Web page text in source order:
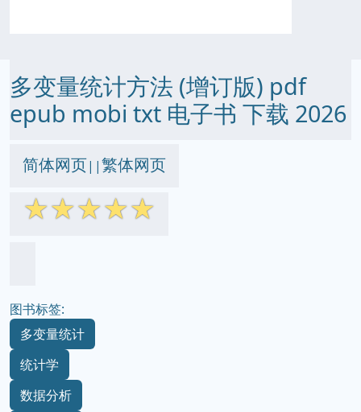
多变量统计方法 (增订版) pdf
epub mobi txt 电子书 下载 2026
简体网页||繁体网页
☆☆☆☆☆
图书标签:
多变量统计
统计学
数据分析